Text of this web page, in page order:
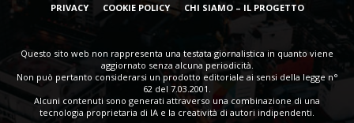
PRIVACY COOKIE POLICY CHI SIAMO – IL PROGETTO
Questo sito web non rappresenta una testata giornalistica in quanto viene
aggiornato senza alcuna periodicità.
Non può pertanto considerarsi un prodotto editoriale ai sensi della legge n°
62 del 7.03.2001.
Alcuni contenuti sono generati attraverso una combinazione di una
tecnologia proprietaria di IA e la creatività di autori indipendenti.